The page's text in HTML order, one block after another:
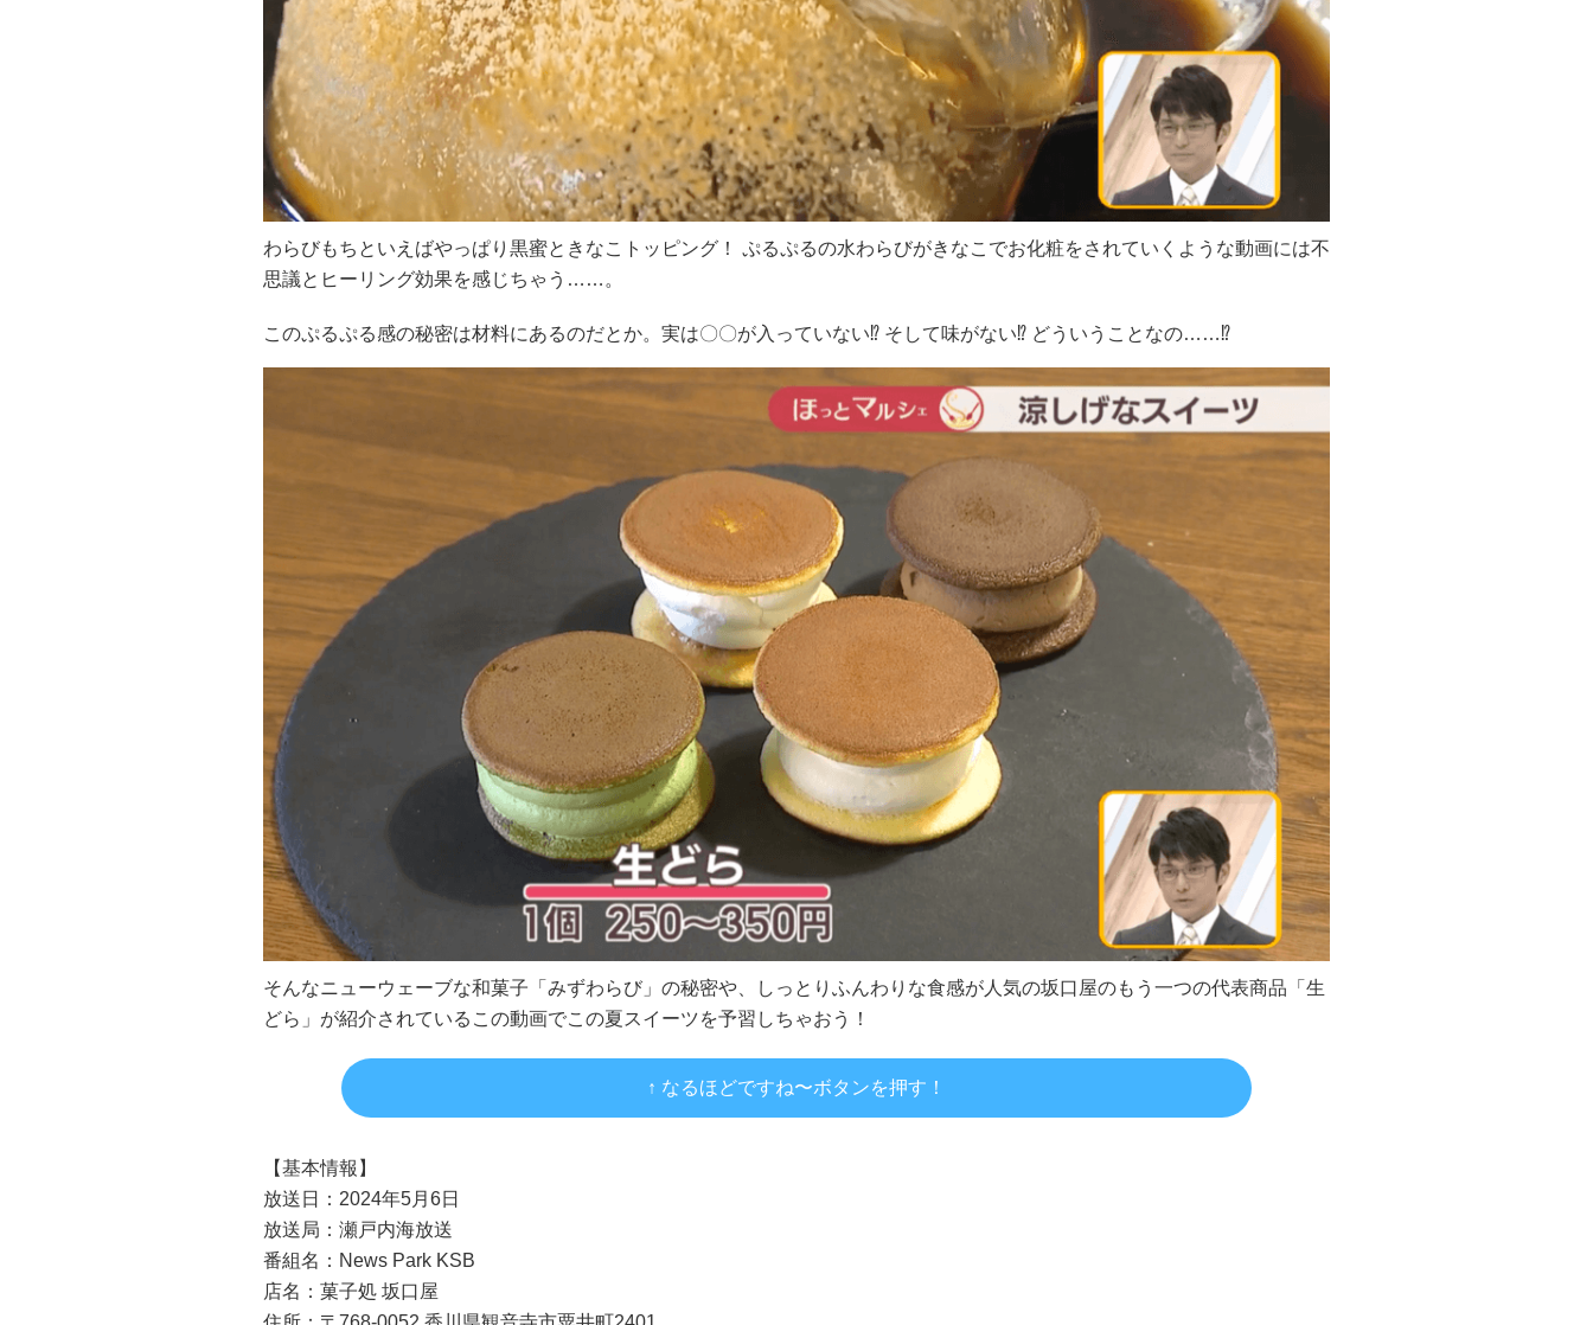
わらびもちといえばやっぱり黒蜜ときなこトッピング！ ぷるぷるの水わらびがきなこでお化粧をされていくような動画には不
思議とヒーリング効果を感じちゃう……。
このぷるぷる感の秘密は材料にあるのだとか。実は〇〇が入っていない⁉️ そして味がない⁉ どういうことなの……⁉️️
そんなニューウェーブな和菓子「みずわらび」の秘密や、しっとりふんわりな食感が人気の坂口屋のもう一つの代表商品「生
どら」が紹介されているこの動画でこの夏スイーツを予習しちゃおう！
↑ なるほどですね〜ボタンを押す！
【基本情報】
放送日：2024年5月6日
放送局：瀬戸内海放送
番組名：News Park KSB
店名：菓子処 坂口屋